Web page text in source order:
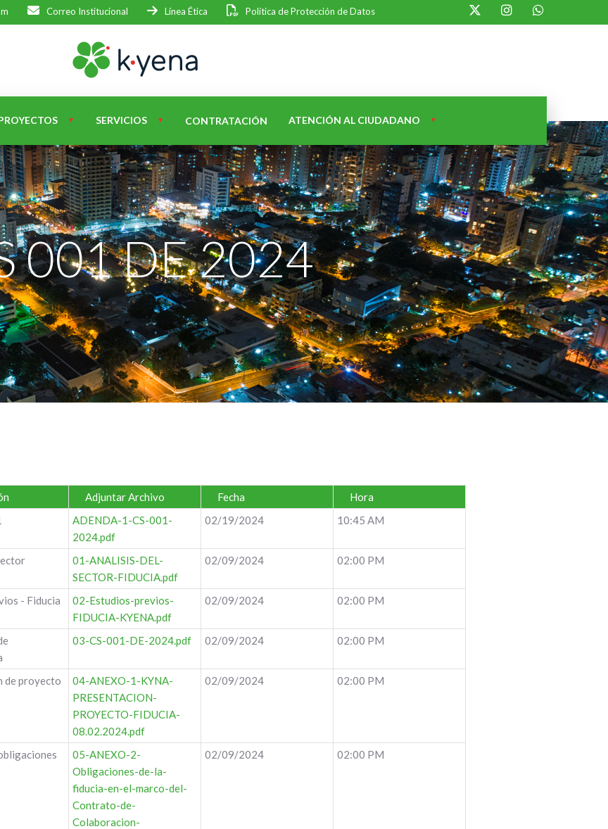
Correo Institucional Línea Ética Política de Protección de Datos
SERVICIOS CONTRATACIÓN ATENCIÓN AL CIUDADANO
001 DE 2024
Adjuntar Archivo Fecha
Hora
ADENDA-1-CS-001-
2024.pdf
02/19/2024 10:45 AM
01-ANALISIS-DEL-
SECTOR-FIDUCIA.pdf
02/09/2024 02:00 PM
- Fiducia
02-Estudios-previos-
FIDUCIA-KYENA.pdf
02/09/2024 02:00 PM
03-CS-001-DE-2024.pdf 02/09/2024 02:00 PM
de proyecto
04-ANEXO-1-KYNA-
PRESENTACION-
PROYECTO-FIDUCIA-
08.02.2024.pdf
02/09/2024 02:00 PM
05-ANEXO-2-
Obligaciones-de-la-
fiducia-en-el-marco-del-
Contrato-de-
Colaboracion-
02/09/2024 02:00 PM